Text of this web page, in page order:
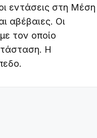
εντάσεις στη Μέση
αβέβαιες. Οι
τον οποίο
Η